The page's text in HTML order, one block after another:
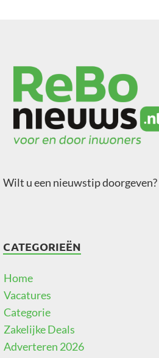
Wilt u een nieuwstip doorgeven?
CATEGORIEËN
Home
Vacatures
Categorie
Zakelijke Deals
Adverteren 2026